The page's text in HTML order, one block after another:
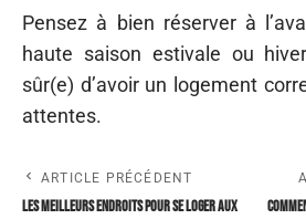
Pensez à bien réserver à
haute saison estivale ou
sûr(e) d’avoir un logement
attentes.
ARTICLE PRÉCÉDENT
Les meilleurs endroits pour se loger aux